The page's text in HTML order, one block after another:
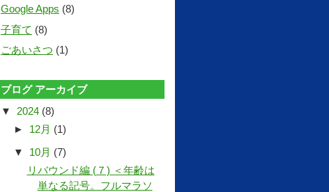
Google Apps (8)
子育て (8)
ごあいさつ (1)
ブログ アーカイブ
▼ 2024 (8)
► 12月 (1)
▼ 10月 (7)
リバウンド編 (７) ＜年齢は
単なる記号。フルマラソ